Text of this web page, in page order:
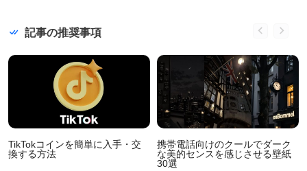
記事の推奨事項
TikTokコインを簡単に入手・交
換する方法
携帯電話向けのクールでダーク
な美的センスを感じさせる壁紙
30選